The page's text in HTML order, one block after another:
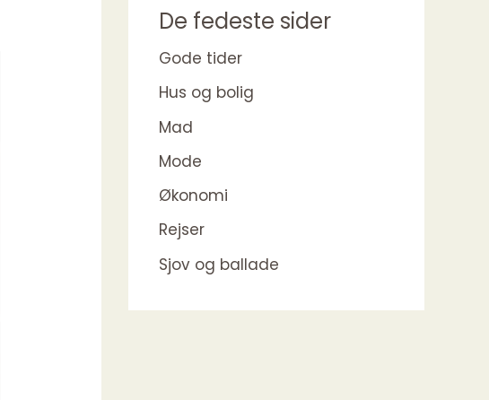
De fedeste sider
Gode tider
Hus og bolig
Mad
Mode
Økonomi
Rejser
Sjov og ballade